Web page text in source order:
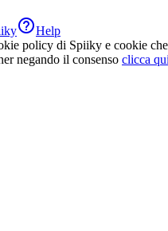
Help
policy di Spiiky e cookie
negando il consenso clicca qui